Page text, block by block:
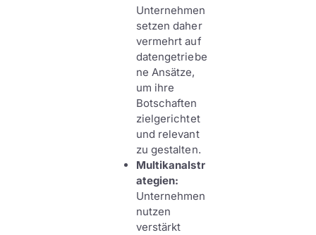
Unternehmen
setzen daher
vermehrt auf
datengetriebe
ne Ansätze,
um ihre
Botschaften
zielgerichtet
und relevant
zu gestalten.
Multikanalstr
ategien:
Unternehmen
nutzen
verstärkt